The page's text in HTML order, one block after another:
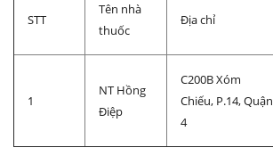
STT
Tên nhà
thuốc
Địa chỉ
1
NT Hồng
Điệp
C200B Xóm
Chiếu, P.14, Quận
4